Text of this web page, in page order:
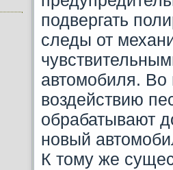
подвергать
следы от
автомобиля. Во
воздействию
обрабатывают
новый
К тому же